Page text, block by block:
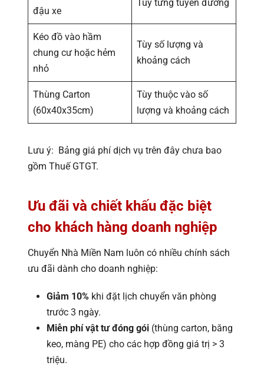
đậu xe
Tùy từng tuyến đường
Kéo đồ vào hầm
chung cư hoặc hẻm
nhỏ
Tùy số lượng và
khoảng cách
Thùng Carton
(60x40x35cm)
Tùy thuộc vào số
lượng và khoảng cách
Lưu ý: Bảng giá phí dịch vụ trên đây chưa bao
gồm Thuế GTGT.
Ưu đãi và chiết khấu đặc biệt
cho khách hàng doanh nghiệp
Chuyển Nhà Miền Nam luôn có nhiều chính sách
ưu đãi dành cho doanh nghiệp:
Giảm 10% khi đặt lịch chuyển văn phòng
trước 3 ngày.
Miễn phí vật tư đóng gói (thùng carton, băng
keo, màng PE) cho các hợp đồng giá trị > 3
triệu.